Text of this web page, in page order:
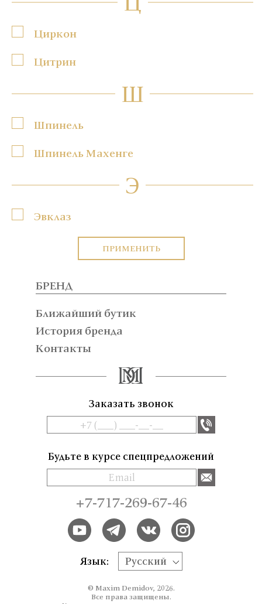
Циркон
Цитрин
Ш
Шпинель
Шпинель Махенге
Э
Эвклаз
ПРИМЕНИТЬ
БРЕНД
Ближайший бутик
История бренда
Контакты
Заказать звонок
Будьте в курсе спецпредложений
+7-717-269-67-46
Язык: Русский
© Maxim Demidov, 2026.
Все права защищены.